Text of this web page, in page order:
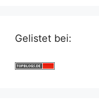
Gelistet bei: